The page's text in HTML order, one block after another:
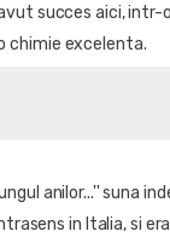
succes aici,
chimie excelenta.
anilor...'' suna
in Italia, si